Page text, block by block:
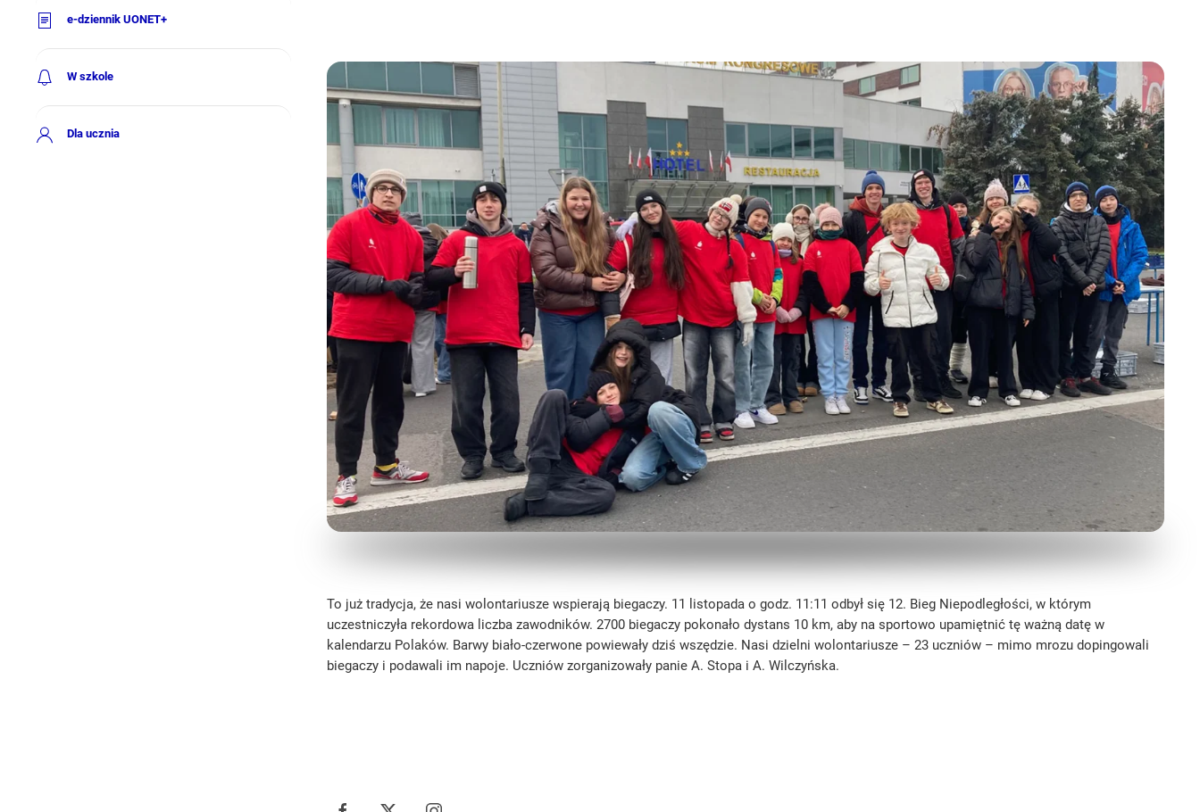
e-dziennik UONET+
W szkole
Dla ucznia
To już tradycja, że nasi wolontariusze wspierają biegaczy. 11 listopada o godz. 11:11 odbył się 12. Bieg Niepodległości, w którym
uczestniczyła rekordowa liczba zawodników. 2700 biegaczy pokonało dystans 10 km, aby na sportowo upamiętnić tę ważną datę w
kalendarzu Polaków. Barwy biało-czerwone powiewały dziś wszędzie. Nasi dzielni wolontariusze – 23 uczniów – mimo mrozu dopingowali
biegaczy i podawali im napoje. Uczniów zorganizowały panie A. Stopa i A. Wilczyńska.